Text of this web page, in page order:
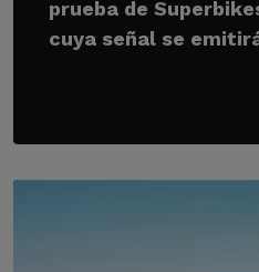
prueba de
cuya señal se